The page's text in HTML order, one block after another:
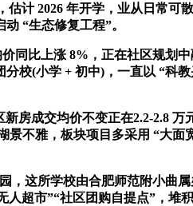
2026 年开学，业从日常可
“生态修复工程”。
比上涨 8%，正在社区规划
校(小学 + 初中)，一直以 “科
成交均价不变正在2.2-2.8 万
不雅，板块项目多采用 “大面
这所学校由合肥师范附小曲
超市”“社区团购自提点”，堆